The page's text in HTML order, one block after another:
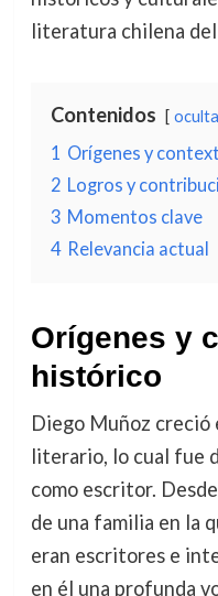
literatura chilena
Contenidos
1 Orígenes y
2 Logros y
3 Momentos clave
4 Relevancia actual
Orígenes y
histórico
Diego Muñoz
literario, lo cual fue
como escritor.
de una familia en la
eran escritores e
en él una profunda